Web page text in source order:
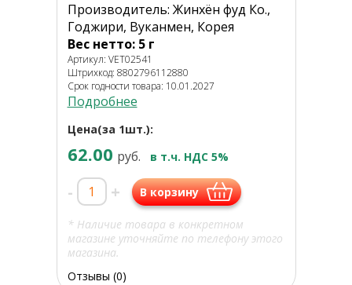
Производитель: Жинхён фуд Ко.,
Годжири, Вуканмен, Корея
Вес нетто: 5 г
Артикул: VET02541
Штрихкод: 8802796112880
Срок годности товара: 10.01.2027
Подробнее
Цена(за 1шт.):
62.00 руб. в т.ч. НДС 5%
- + В корзину
* Наличие товара в конкретном
магазине уточняйте по телефону этого
магазина.
Отзывы (0)